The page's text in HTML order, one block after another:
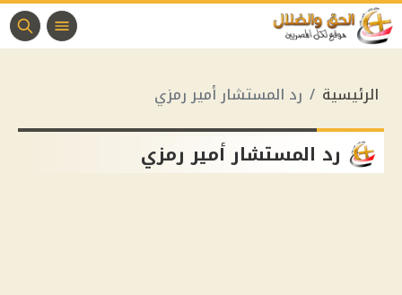
الرئيسية رد المستشار أمير رمزي
رد المستشار أمير رمزي